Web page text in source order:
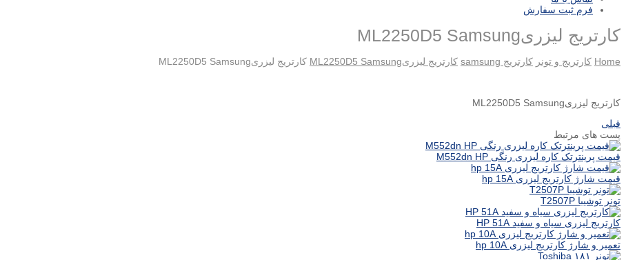
فرم ثبت سفارش
کارتریج لیزریML2250D5 Samsung
Home کارتریج و تونر کارتریج samsung کارتریج لیزریML2250D5 Samsung کارتریج لیزریML2250D5 Samsung
کارتریج لیزریML2250D5 Samsung
قبلی
پست های مرتبط
قیمت پرینترتک کاره لیزری رنگی M552dn HP
قیمت شارژ کارتریج لیزری hp 15A
تونر توشیبا T2507P
کارتریج لیزری سیاه و سفید HP 51A
تعمیر و شارژ کارتریج لیزری hp 10A